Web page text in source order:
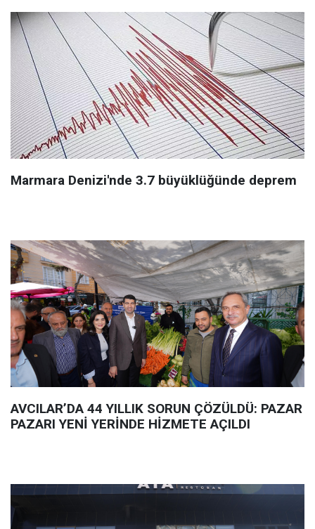
Marmara Denizi'nde 3.7 büyüklüğünde deprem
AVCILAR’DA 44 YILLIK SORUN ÇÖZÜLDÜ: PAZAR
PAZARI YENİ YERİNDE HİZMETE AÇILDI